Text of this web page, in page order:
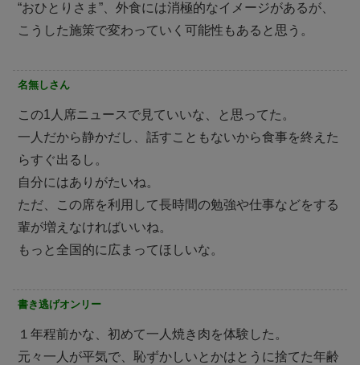
“おひとりさま”、外食には消極的なイメージがあるが、
こうした施策で変わっていく可能性もあると思う。
名無しさん
この1人席ニュースで見ていいな、と思ってた。
一人だから静かだし、話すこともないから食事を終えた
らすぐ出るし。
自分にはありがたいね。
ただ、この席を利用して長時間の勉強や仕事などをする
輩が増えなければいいね。
もっと全国的に広まってほしいな。
書き逃げオンリー
１年程前かな、初めて一人焼き肉を体験した。
元々一人が平気で、恥ずかしいとかはとうに捨てた年齢